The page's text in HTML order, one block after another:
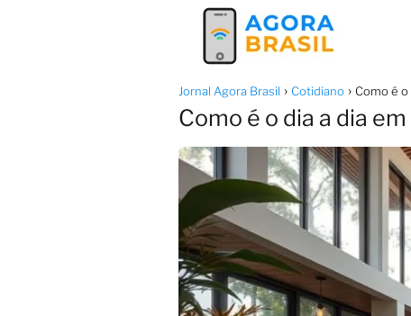
Jornal Agora Brasil Cotidiano Como é
Como é o dia a dia